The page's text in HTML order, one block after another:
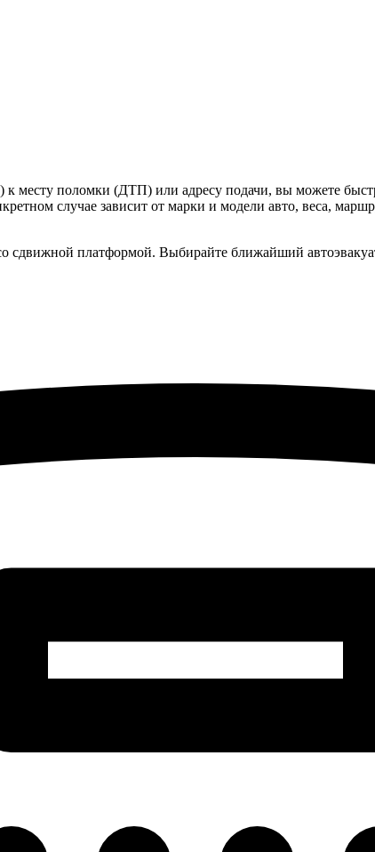
к месту поломки (ДТП) или адресу подачи, вы можете
случае зависит от марки и модели авто, веса,
сдвижной платформой. Выбирайте ближайший